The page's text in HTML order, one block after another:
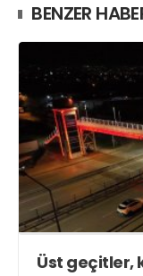
BENZER
Üst geçitler,